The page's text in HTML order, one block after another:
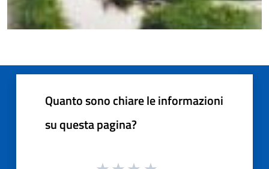
Quanto sono chiare le informazioni
su questa pagina?